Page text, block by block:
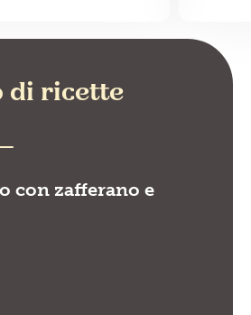
di ricette
con zafferano e